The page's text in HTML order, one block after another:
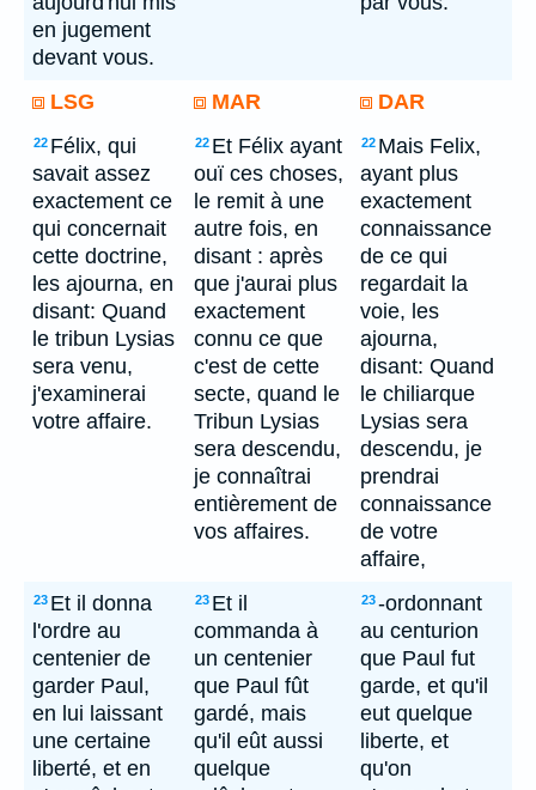
en jugement
devant vous.
LSG MAR DAR
22 Félix, qui
savait assez
exactement ce
qui concernait
cette doctrine,
les ajourna, en
disant: Quand
le tribun Lysias
sera venu,
j'examinerai
votre affaire.
22 Et Félix ayant
ouï ces choses,
le remit à une
autre fois, en
disant : après
que j'aurai plus
exactement
connu ce que
c'est de cette
secte, quand le
Tribun Lysias
sera descendu,
je connaîtrai
entièrement de
vos affaires.
22 Mais Felix,
ayant plus
exactement
connaissance
de ce qui
regardait la
voie, les
ajourna,
disant: Quand
le chiliarque
Lysias sera
descendu, je
prendrai
connaissance
de votre
affaire,
23 Et il donna
l'ordre au
centenier de
garder Paul,
en lui laissant
une certaine
liberté, et en
23 Et il
commanda à
un centenier
que Paul fût
gardé, mais
qu'il eût aussi
quelque
23-ordonnant
au centurion
que Paul fut
garde, et qu'il
eut quelque
liberte, et
qu'on